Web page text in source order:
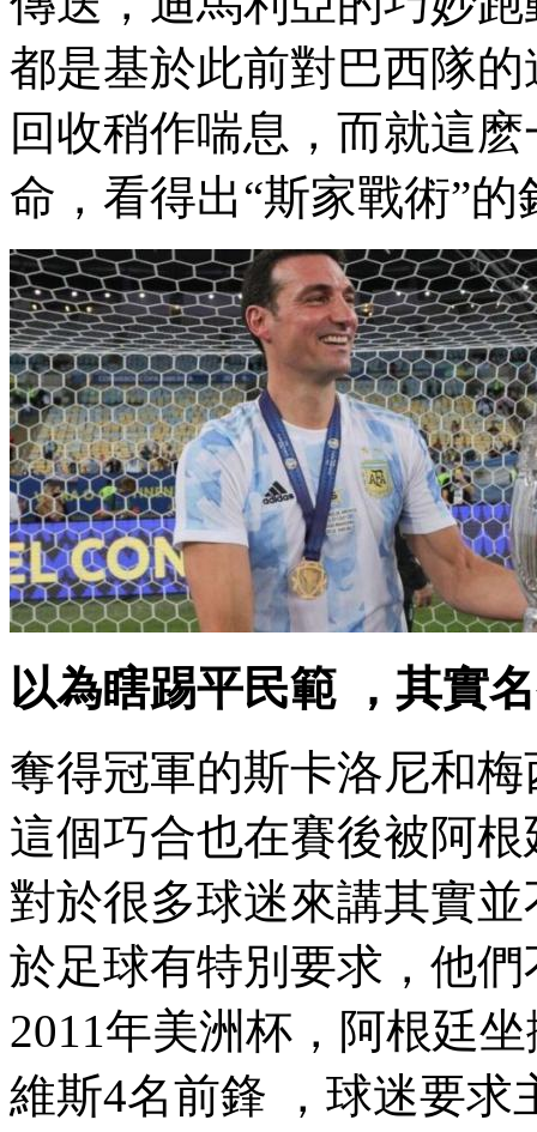
都是基於此前對巴西隊的連
回收稍作喘息，而就這
命，看得出“斯家戰術”的
以為瞎踢平民範 ，其實
奪得冠軍的斯卡洛尼和梅西
這個巧合也在賽後被阿根
對於很多球迷來講其實並
於足球有特別要求，他
2011年美洲杯，阿根廷坐
維斯4名前鋒 ，球迷要求主